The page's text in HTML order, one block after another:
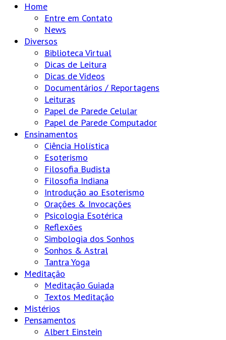
Home
Entre em Contato
News
Diversos
Biblioteca Virtual
Dicas de Leitura
Dicas de Vídeos
Documentários / Reportagens
Leituras
Papel de Parede Celular
Papel de Parede Computador
Ensinamentos
Ciência Holística
Esoterismo
Filosofia Budista
Filosofia Indiana
Introdução ao Esoterismo
Orações & Invocações
Psicologia Esotérica
Reflexões
Simbologia dos Sonhos
Sonhos & Astral
Tantra Yoga
Meditação
Meditação Guiada
Textos Meditação
Mistérios
Pensamentos
Albert Einstein